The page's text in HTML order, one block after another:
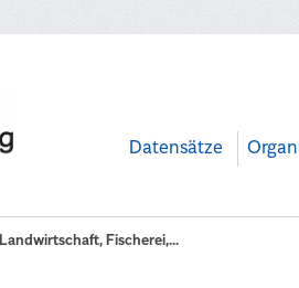
Datensätze
Landwirtschaft, Fischerei,...